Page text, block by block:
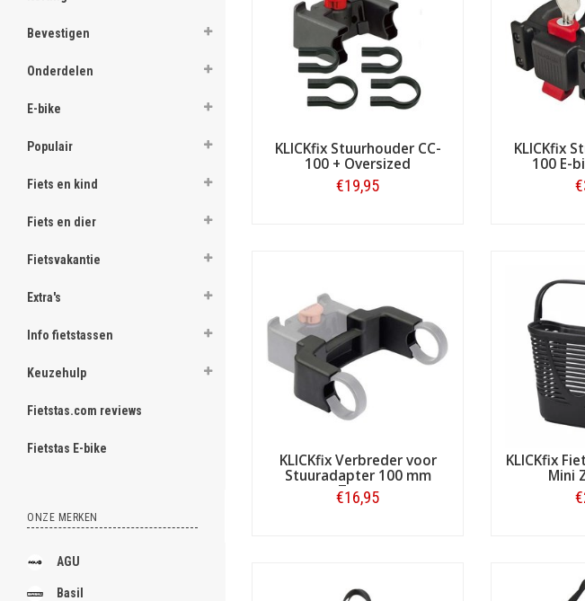
Bevestigen
Onderdelen
E-bike
Populair
Fiets en kind
Fiets en dier
Fietsvakantie
Extra's
Info fietstassen
Keuzehulp
Fietstas.com reviews
Fietstas E-bike
ONZE MERKEN
AGU
Basil
.
.
.
Het assortiment van KLICKfix (KF) is derhalve zeer
alle mini-onderdelen, adapters en overige accessoires is
het vervoeren van allerhande zaken. Variërend dus van
betreffend product voor KF geschikt is). Zie hieronder
veel, véél meer.
KLICKfix Stuurhouder CC-
100 + Oversized
€19,95
KLICKfix
100 E-
KLICKfix Verbreder voor
Stuuradapter 100 mm
Zwart
€16,95
KLICKfix
Mini